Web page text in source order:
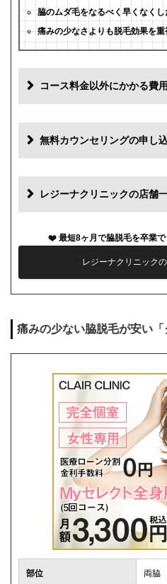
脇のムダ毛をなるべく早くなくし
痛みの少なさよりも脱毛効果を重
コース料金以外にかかる費用
初診料 0円
再診料 0円
薬代 0円
シェービング代 0円
キャンセル料 前日
無料カウンセリングの申し
レジーナクリニックの店舗
最短8ヶ月で脇脱毛を卒業
レジーナクリニック
痛みの少ない脇脱毛が安い「
部位 両脇